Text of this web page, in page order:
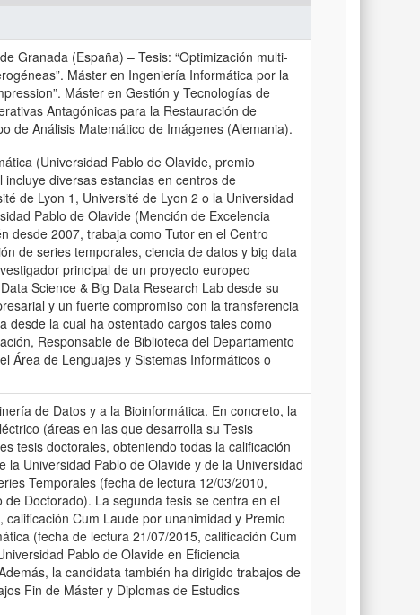
Granada (España) – Tesis: “Optimización multi-
Máster en Ingeniería Informática por la
Máster en Gestión y Tecnologías de
Antagónicas para la Restauración de
de Análisis Matemático de Imágenes (Alemania).
(Universidad Pablo de Olavide, premio
diversas estancias en centros de
de Lyon 1, Université de Lyon 2 o la Universidad
Pablo de Olavide (Mención de Excelencia
desde 2007, trabaja como Tutor en el Centro
de series temporales, ciencia de datos y big data
principal de un proyecto europeo
Science & Big Data Research Lab desde su
y un fuerte compromiso con la transferencia
desde la cual ha ostentado cargos tales como
Responsable de Biblioteca del Departamento
Área de Lenguajes y Sistemas Informáticos o
de Datos y a la Bioinformática. En concreto, la
(áreas en las que desarrolla su Tesis
tesis doctorales, obteniendo todas la calificación
Universidad Pablo de Olavide y de la Universidad
Temporales (fecha de lectura 12/03/2010,
Doctorado). La segunda tesis se centra en el
Cum Laude por unanimidad y Premio
(fecha de lectura 21/07/2015, calificación Cum
Pablo de Olavide en Eficiencia
la candidata también ha dirigido trabajos de
Fin de Máster y Diplomas de Estudios